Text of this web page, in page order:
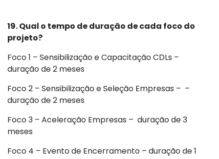
19. Qual o tempo de duração de cada foco do
projeto?
Foco 1 – Sensibilização e Capacitação CDLs –
duração de 2 meses
Foco 2 – Sensibilização e Seleção Empresas – –
duração de 2 meses
Foco 3 – Aceleração Empresas – duração de 3
meses
Foco 4 – Evento de Encerramento – duração de 1